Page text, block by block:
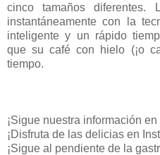
cinco tamaños diferentes.
instantáneamente con la
inteligente y un rápido
que su café con hielo (¡o
tiempo.
¡Sigue nuestra información en
¡Disfruta de las delicias en
¡Sigue al pendiente de la